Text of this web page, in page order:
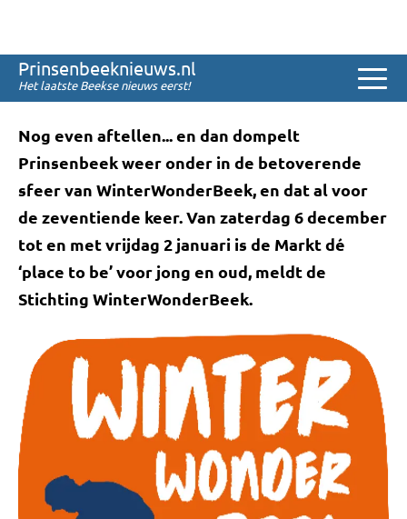
Prinsenbeeknieuws.nl
Het laatste Beekse nieuws eerst!
Compleet winterparadijs op
de Markt
Nog even aftellen... en dan dompelt
Prinsenbeek weer onder in de betoverende
sfeer van WinterWonderBeek, en dat al voor
de zeventiende keer. Van zaterdag 6 december
tot en met vrijdag 2 januari is de Markt dé
‘place to be’ voor jong en oud, meldt de
Stichting WinterWonderBeek.